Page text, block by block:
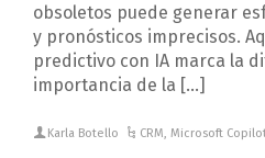
obsoletos puede generar
y pronósticos imprecisos.
predictivo con IA marca la
importancia de la […]
Karla Botello CRM,Microsoft